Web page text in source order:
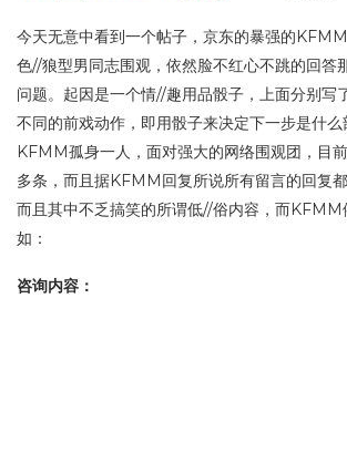
今天无意中看到一个帖子，京东的暴强的
色//狼型男同志围观，依然脸不红心不跳的回答
问题。起因是一个情//趣用品骰子，上面分别写
不同的前戏动作，即用骰子来决定下一步是什么
KFMM孤身一人，面对强大的网络围观团，目
多条，而且据KFMM回复所说所有留言的回复都
而且其中不乏搞笑的所谓低//俗内容，而KFMM
如：
咨询内容：